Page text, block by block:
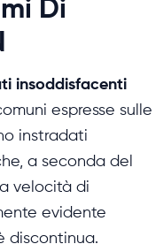
Di
insoddisfacenti
espresse sulle
instradati
a seconda del
velocità di
evidente
discontinua.